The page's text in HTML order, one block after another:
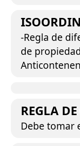
-Regla de
de
REGLA
Debe tomar